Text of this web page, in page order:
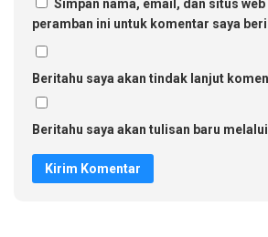
Simpan nama, email, dan situs web
peramban ini untuk komentar saya
Beritahu saya akan tindak lanjut
Beritahu saya akan tulisan baru